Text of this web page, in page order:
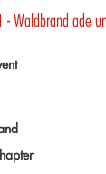
- Waldbrand ade